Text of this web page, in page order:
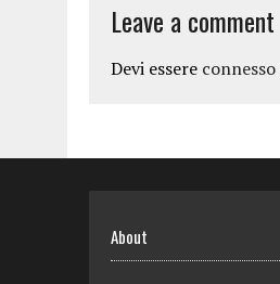
Leave a comment
Devi essere connesso
About